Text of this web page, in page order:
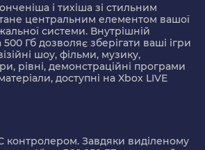
і тихіша зі стильним
центральним елементом вашої
системи. Внутрішній
Гб дозволяє зберігати ваші ігри
шоу, фільми, музику,
рівні, демонстраційні програми
доступні на Xbox LIVE
контролером. Завдяки виділеному